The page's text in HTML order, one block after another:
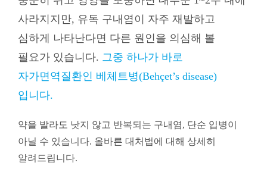
사라지지만, 유독 구내염이 자주 재발하고
심하게 나타난다면 다른 원인을 의심해 볼
필요가 있습니다. 그중 하나가 바로
자가면역질환인 베체트병(Behçet’s disease)
입니다.
약을 발라도 낫지 않고 반복되는 구내염, 단순 입병이
아닐 수 있습니다. 올바른 대처법에 대해 상세히
알려드립니다.